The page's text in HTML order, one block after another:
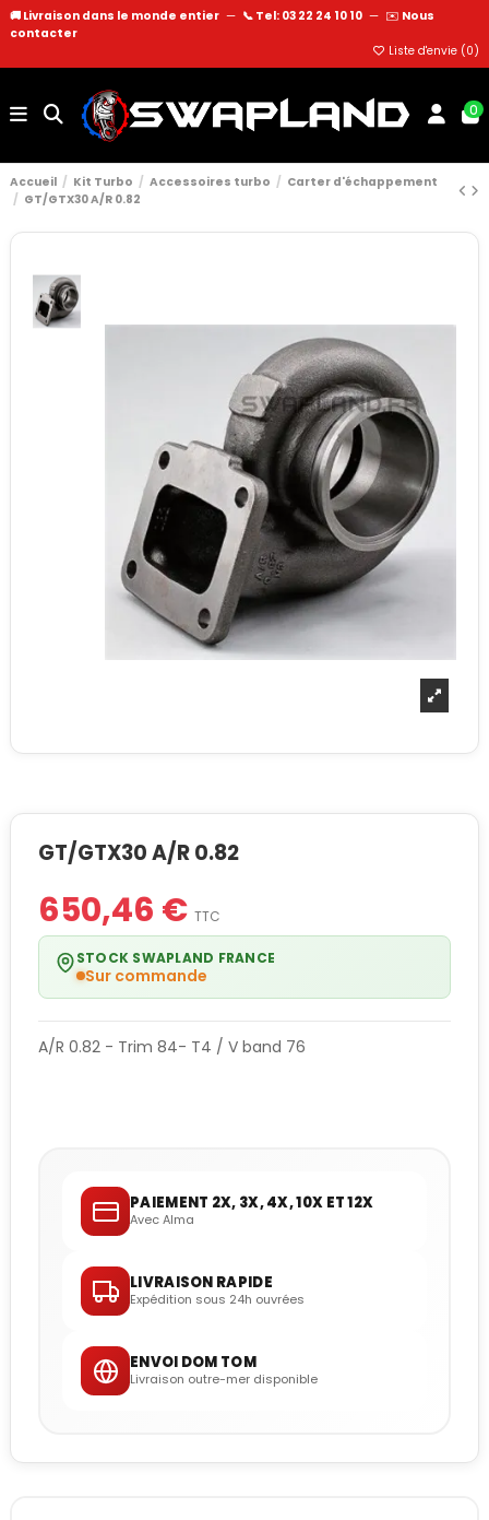
🚚 Livraison dans le monde entier — 📞 Tel: 03 22 24 10 10 — ✉️ Nous
contacter
Liste d'envie (0)
0
Accueil Kit Turbo Accessoires turbo
Carter d'échappement
GT/GTX30 A/R 0.82
GT/GTX30 A/R 0.82
650,46 € TTC
STOCK SWAPLAND FRANCE
Sur commande
A/R 0.82 - Trim 84- T4 / V band 76
PAIEMENT 2X, 3X, 4X, 10X ET 12X
Avec Alma
LIVRAISON RAPIDE
Expédition sous 24h ouvrées
ENVOI DOM TOM
Livraison outre-mer disponible